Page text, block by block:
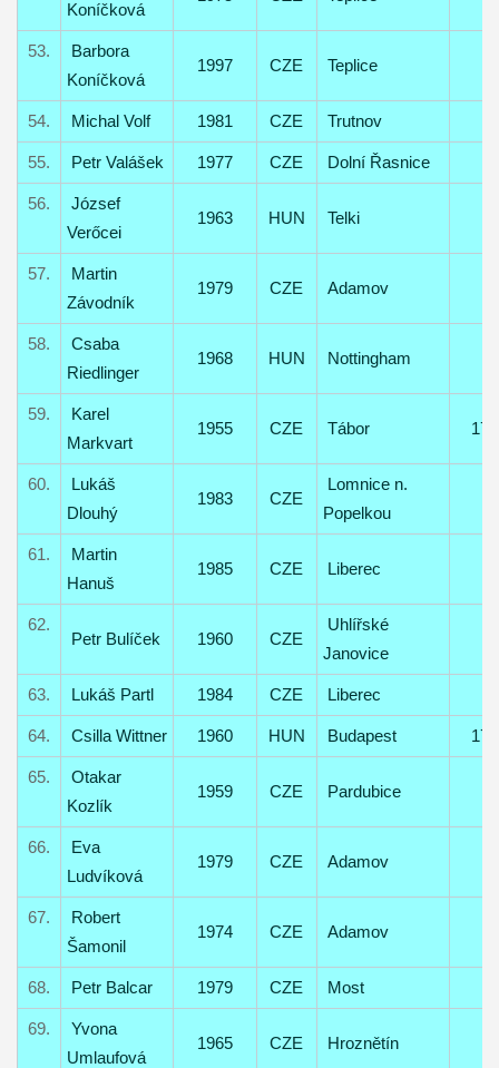
Koníčková
53.
Barbora
Koníčková
1997 CZE Teplice
54. Michal Volf 1981 CZE Trutnov
55. Petr Valášek 1977 CZE Dolní Řasnice
56.
József
Verőcei
1963 HUN Telki
57.
Martin
Závodník
1979 CZE Adamov
58.
Csaba
Riedlinger
1968 HUN Nottingham
59.
Karel
Markvart
1955 CZE Tábor 17
60.
Lukáš
Dlouhý
1983 CZE
Lomnice n.
Popelkou
61.
Martin
Hanuš
1985 CZE Liberec
62.
Petr Bulíček 1960 CZE
Uhlířské
Janovice
63. Lukáš Partl 1984 CZE Liberec
64. Csilla Wittner 1960 HUN Budapest 17
65.
Otakar
Kozlík
1959 CZE Pardubice
66.
Eva
Ludvíková
1979 CZE Adamov
67.
Robert
Šamonil
1974 CZE Adamov
68. Petr Balcar 1979 CZE Most
69.
Yvona
Umlaufová
1965 CZE Hroznětín